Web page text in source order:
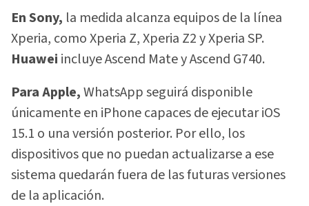
En Sony, la medida alcanza equipos de la línea
Xperia, como Xperia Z, Xperia Z2 y Xperia SP.
Huawei incluye Ascend Mate y Ascend G740.
Para Apple,WhatsApp seguirá disponible
únicamente en iPhone capaces de ejecutar iOS
15.1 o una versión posterior. Por ello, los
dispositivos que no puedan actualizarse a ese
sistema quedarán fuera de las futuras versiones
de la aplicación.